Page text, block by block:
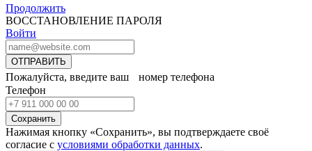
Продолжить
ВОССТАНОВЛЕНИЕ ПАРОЛЯ
Войти
ОТПРАВИТЬ
Пожалуйста, введите ваш номер телефона
Телефон
Сохранить
Нажимая кнопку «Сохранить», вы подтверждаете своё
согласие с условиями обработки данных.